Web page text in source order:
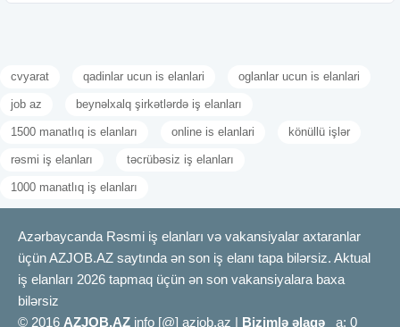
cvyarat qadinlar ucun is elanlari oglanlar ucun is elanlari
job az beynəlxalq şirkətlərdə iş elanları
1500 manatlıq is elanları online is elanlari könüllü işlər
rəsmi iş elanları təcrübəsiz iş elanları
1000 manatlıq iş elanları
Azərbaycanda Rəsmi iş elanları və vakansiyalar axtaranlar
üçün AZJOB.AZ saytında ən son iş elanı tapa bilərsiz. Aktual
iş elanları 2026 tapmaq üçün ən son vakansiyalara baxa
bilərsiz
© 2016 AZJOB.AZ info [@] azjob.az | Bizimlə əlaqə a: 0